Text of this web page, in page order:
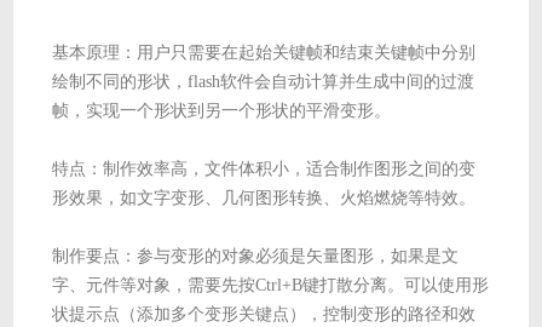
基本原理：用户只需要在起始关键帧和结束关键帧中分别
绘制不同的形状，flash软件会自动计算并生成中间的过渡
帧，实现一个形状到另一个形状的平滑变形。
特点：制作效率高，文件体积小，适合制作图形之间的变
形效果，如文字变形、几何图形转换、火焰燃烧等特效。
制作要点：参与变形的对象必须是矢量图形，如果是文
字、元件等对象，需要先按Ctrl+B键打散分离。可以使用形
状提示点（添加多个变形关键点），控制变形的路径和效